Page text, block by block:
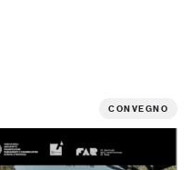
CONVEGNO